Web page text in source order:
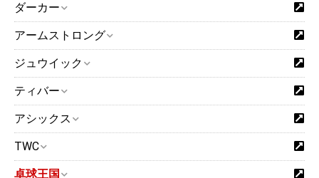
ダーカー
アームストロング
ジュウイック
ティバー
アシックス
TWC
卓球王国